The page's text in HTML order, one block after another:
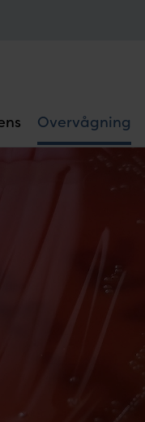
Overvågning